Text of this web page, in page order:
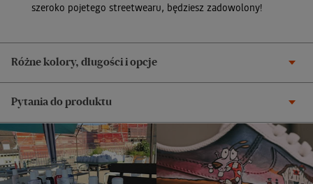
szeroko pojetego streetwearu, będziesz zadowolony!
Różne kolory, długości i opcje
Pytania do produktu